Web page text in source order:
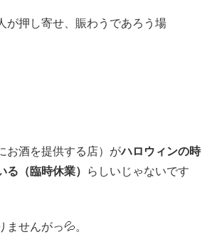
が押し寄せ、賑わうであろう場
お酒を提供する店）がハロウィンの時
る（臨時休業）
らしいじゃないです
ませんがっ💦。